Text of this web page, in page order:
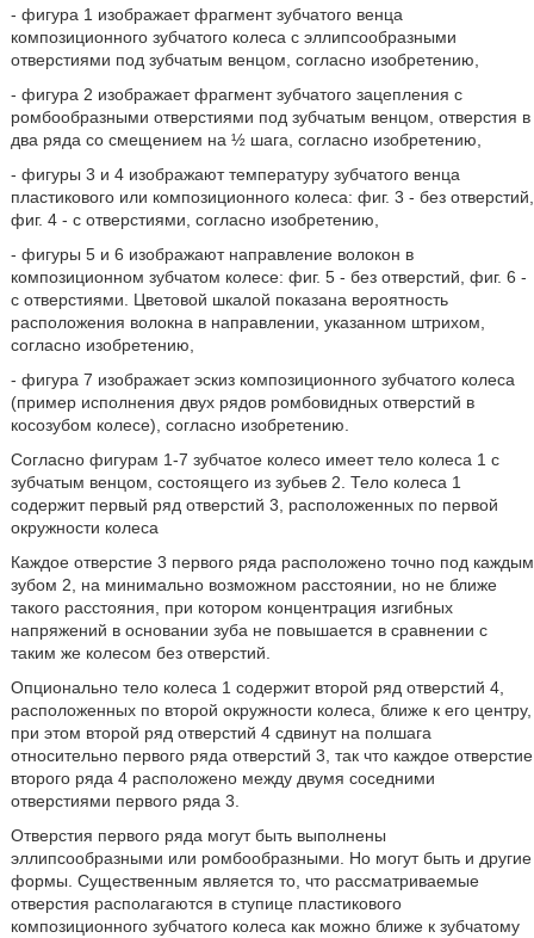
- фигура 1 изображает фрагмент зубчатого венца
композиционного зубчатого колеса с эллипсообразными
отверстиями под зубчатым венцом, согласно изобретению,
- фигура 2 изображает фрагмент зубчатого зацепления с
ромбообразными отверстиями под зубчатым венцом, отверстия в
два ряда со смещением на ½ шага, согласно изобретению,
- фигуры 3 и 4 изображают температуру зубчатого венца
пластикового или композиционного колеса: фиг. 3 - без отверстий,
фиг. 4 - с отверстиями, согласно изобретению,
- фигуры 5 и 6 изображают направление волокон в
композиционном зубчатом колесе: фиг. 5 - без отверстий, фиг. 6 -
с отверстиями. Цветовой шкалой показана вероятность
расположения волокна в направлении, указанном штрихом,
согласно изобретению,
- фигура 7 изображает эскиз композиционного зубчатого колеса
(пример исполнения двух рядов ромбовидных отверстий в
косозубом колесе), согласно изобретению.
Согласно фигурам 1-7 зубчатое колесо имеет тело колеса 1 с
зубчатым венцом, состоящего из зубьев 2. Тело колеса 1
содержит первый ряд отверстий 3, расположенных по первой
окружности колеса
Каждое отверстие 3 первого ряда расположено точно под каждым
зубом 2, на минимально возможном расстоянии, но не ближе
такого расстояния, при котором концентрация изгибных
напряжений в основании зуба не повышается в сравнении с
таким же колесом без отверстий.
Опционально тело колеса 1 содержит второй ряд отверстий 4,
расположенных по второй окружности колеса, ближе к его центру,
при этом второй ряд отверстий 4 сдвинут на полшага
относительно первого ряда отверстий 3, так что каждое отверстие
второго ряда 4 расположено между двумя соседними
отверстиями первого ряда 3.
Отверстия первого ряда могут быть выполнены
эллипсообразными или ромбообразными. Но могут быть и другие
формы. Существенным является то, что рассматриваемые
отверстия располагаются в ступице пластикового
композиционного зубчатого колеса как можно ближе к зубчатому